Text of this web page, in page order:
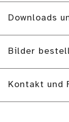
Downloads
Bilder
Kontakt und